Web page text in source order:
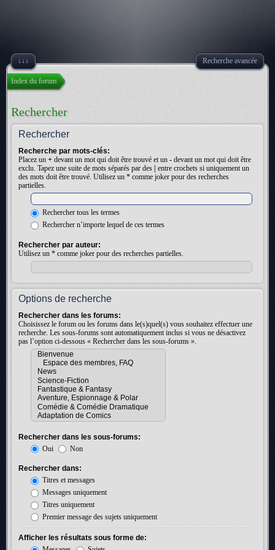
↓↓↓ Recherche avancée
Index du forum
Rechercher
Rechercher
Recherche par mots-clés:
Placez un + devant un mot qui doit être trouvé et un - devant un mot qui doit être
exclu. Tapez une suite de mots séparés par des
entre crochets si uniquement un
des mots doit être trouvé. Utilisez un * comme joker pour des recherches
partielles.
Rechercher tous les termes
Rechercher n’importe lequel de ces termes
Rechercher par auteur:
Utilisez un * comme joker pour des recherches partielles.
Options de recherche
Rechercher dans les forums:
Choisissez le forum ou les forums dans le(s)quel(s) vous souhaitez effectuer une
recherche. Les sous-forums sont automatiquement inclus si vous ne désactivez
pas l’option ci-dessous « Rechercher dans les sous-forums ».
Rechercher dans les sous-forums:
Oui
Non
Rechercher dans:
Titres et messages
Messages uniquement
Titres uniquement
Premier message des sujets uniquement
Afficher les résultats sous forme de: